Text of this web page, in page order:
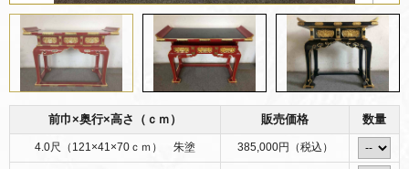
前巾×奥行×高さ（ｃｍ） 販売価格 数量
4.0尺（121×41×70ｃｍ） 朱塗 385,000円（税込）